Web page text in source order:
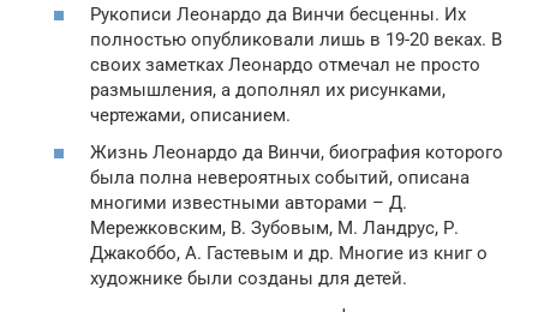
Рукописи Леонардо да Винчи бесценны. Их
полностью опубликовали лишь в 19-20 веках. В
своих заметках Леонардо отмечал не просто
размышления, а дополнял их рисунками,
чертежами, описанием.
Жизнь Леонардо да Винчи, биография которого
была полна невероятных событий, описана
многими известными авторами – Д.
Мережковским, В. Зубовым, М. Ландрус, Р.
Джакоббо, А. Гастевым и др. Многие из книг о
художнике были созданы для детей.